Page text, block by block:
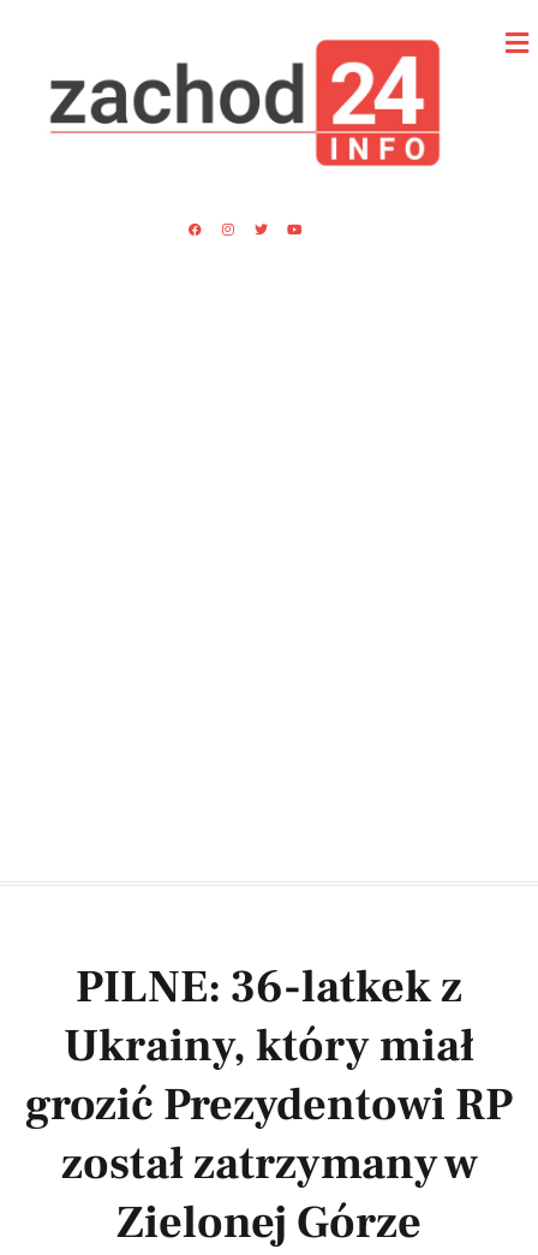
PILNE: 36-latkek z
Ukrainy, który miał
grozić Prezydentowi RP
został zatrzymany w
Zielonej Górze